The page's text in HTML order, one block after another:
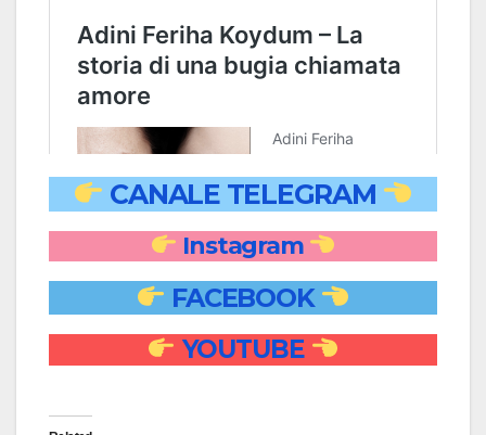
CANALE TELEGRAM
Instagram
FACEBOOK
YOUTUBE